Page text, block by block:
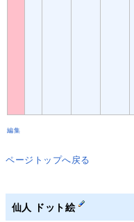
編集
ページトップへ戻る
仙人 ドット絵